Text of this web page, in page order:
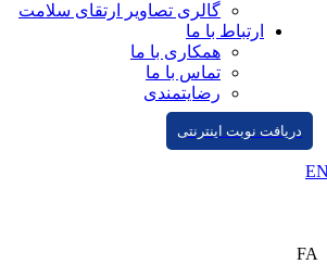
گالری تصاویر ارتقای سلامت
ارتباط با ما
همکاری با ما
تماس با ما
رضایتمندی
دریافت نوبت اینترنتی
FA